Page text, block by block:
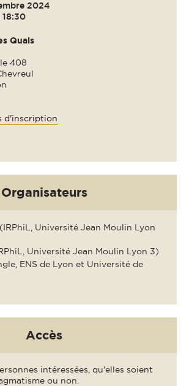
2024
18:30
Quais
408
d'inscription
Organisateurs
(IRPhiL, Université Jean Moulin Lyon
Université Jean Moulin Lyon 3)
ENS de Lyon et Université de
Accès
intéressées, qu'elles soient
ou non.